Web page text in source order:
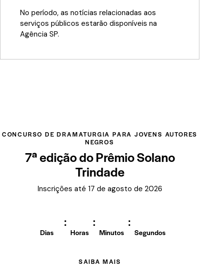
No período, as notícias relacionadas aos
serviços públicos estarão disponíveis na
Agência SP.
CONCURSO DE DRAMATURGIA PARA JOVENS AUTORES
NEGROS
7ª edição do Prêmio Solano
Trindade
Inscrições até 17 de agosto de 2026
Dias
:
Horas
:
Minutos
:
Segundos
SAIBA MAIS